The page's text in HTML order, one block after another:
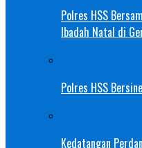
Polres HSS
Ibadah Natal di
Polres HSS
Kedatangan